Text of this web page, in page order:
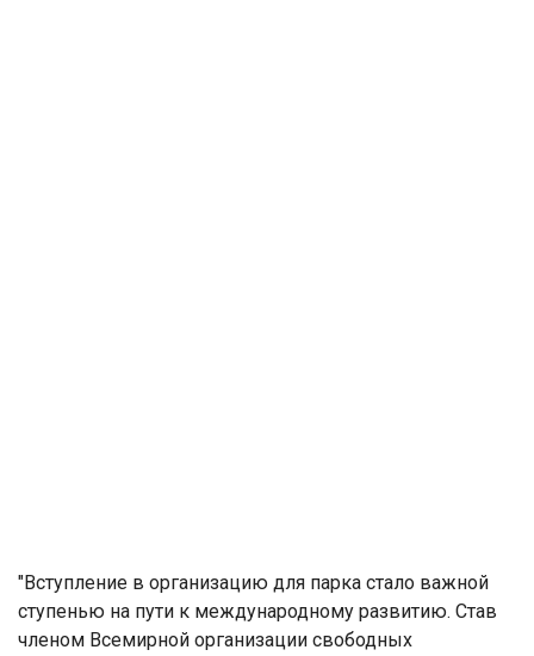
"Вступление в организацию для парка стало важной
ступенью на пути к международному развитию. Став
членом Всемирной организации свободных